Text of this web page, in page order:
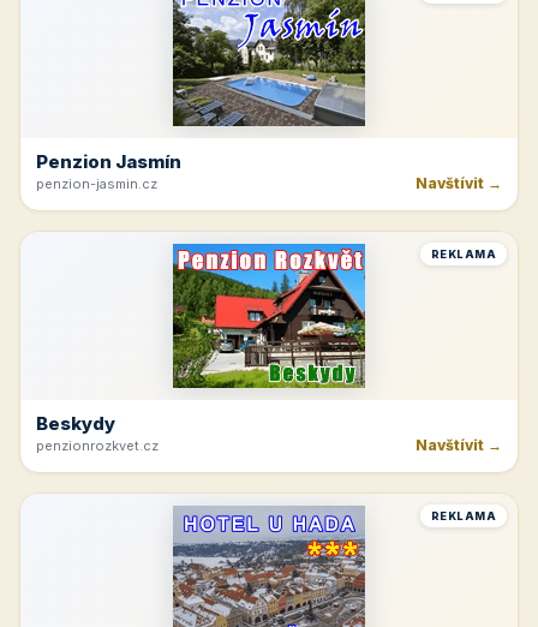
Penzion Jasmín
penzion-jasmin.cz Navštívit →
REKLAMA
Beskydy
penzionrozkvet.cz Navštívit →
REKLAMA